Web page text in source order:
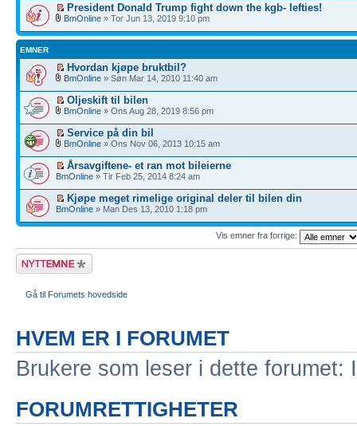
President Donald Trump fight down the kgb- lefties!
BmOnline » Tor Jun 13, 2019 9:10 pm
EMNER
Hvordan kjøpe bruktbil?
BmOnline » Søn Mar 14, 2010 11:40 am
Oljeskift til bilen
BmOnline » Ons Aug 28, 2019 8:56 pm
Service på din bil
BmOnline » Ons Nov 06, 2013 10:15 am
Årsavgiftene- et ran mot bileierne
BmOnline » Tir Feb 25, 2014 8:24 am
Kjøpe meget rimelige original deler til bilen din
BmOnline » Man Des 13, 2010 1:18 pm
Vis emner fra forrige:
Legg inn et nytt
emne
Gå til Forumets hovedside
HVEM ER I FORUMET
Brukere som leser i dette
FORUMRETTIGHETER